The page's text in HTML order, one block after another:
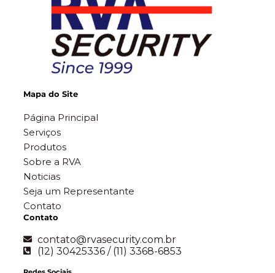
Mapa do Site
Página Principal
Serviços
Produtos
Sobre a RVA
Noticias
Seja um Representante
Contato
Contato
contato@rvasecurity.com.br
(12) 30425336 / (11) 3368-6853